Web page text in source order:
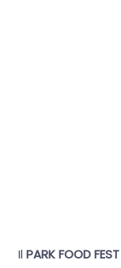
Il PARK FOOD FEST